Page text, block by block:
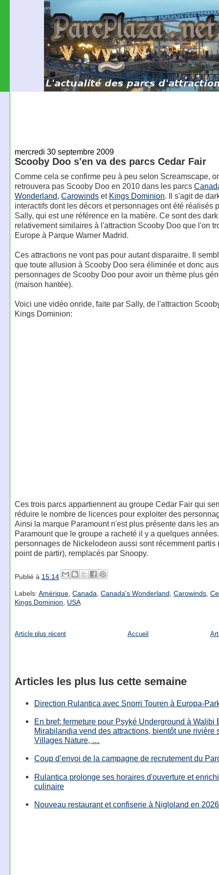
mercredi 30 septembre 2009
Scooby Doo s'en va des parcs Cedar Fair
Comme cela se confirme peu à peu selon Screamscape,
retrouvera pas Scooby Doo en 2010 dans les parcs
Wonderland, Carowindset Kings Dominion. Il s'agit de
interactifs dont les décors et personnages ont été réalisés
Sally, qui est une référence en la matière. Ce sont des
relativement similaires à l'attraction Scooby Doo que l'on
Europe à Parque Warner Madrid.
Ces attractions ne vont pas pour autant disparaitre. Il
que toute allusion à Scooby Doo sera éliminée et donc
personnages de Scooby Doo pour avoir un thème plus
(maison hantée).
Voici une vidéo onride, faite par Sally, de l'attraction
Kings Dominion:
Ces trois parcs appartiennent au groupe Cedar Fair qui
réduire le nombre de licences pour exploiter des
Ainsi la marque Paramount n'est plus présente dans les
Paramount que le groupe a racheté il y a quelques
personnages de Nickelodeon aussi sont récemment partis
point de partir), remplacés par Snoopy.
Publié à 15:14
Labels: Amérique, Canada, Canada's Wonderland, Carowinds,
Kings Dominion, USA
Article plus récent Accueil
Articles les plus lus cette semaine
Direction Rulantica avec Snorri Touren à Europa-
En bref: fermeture pour Psyké Underground à Walibi
Mirabilandia vend des attractions, bientôt une rivière
Villages Nature, …
Coup d’envoi de la campagne de recrutement du
Rulantica prolonge ses horaires d'ouverture et
culinaire
Nouveau restaurant et confiserie à Nigloland en 2026